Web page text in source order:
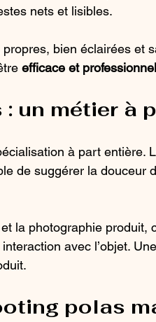
nets et lisibles.
bien éclairées et
efficace et professionnel
un métier à
à part entière.
de suggérer la douceur
la photographie produit,
avec l’objet.
polas